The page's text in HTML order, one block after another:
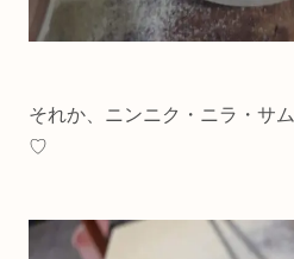
それか、ニンニク・ニラ・サ
♡